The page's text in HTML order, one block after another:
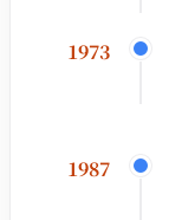
1973
1987